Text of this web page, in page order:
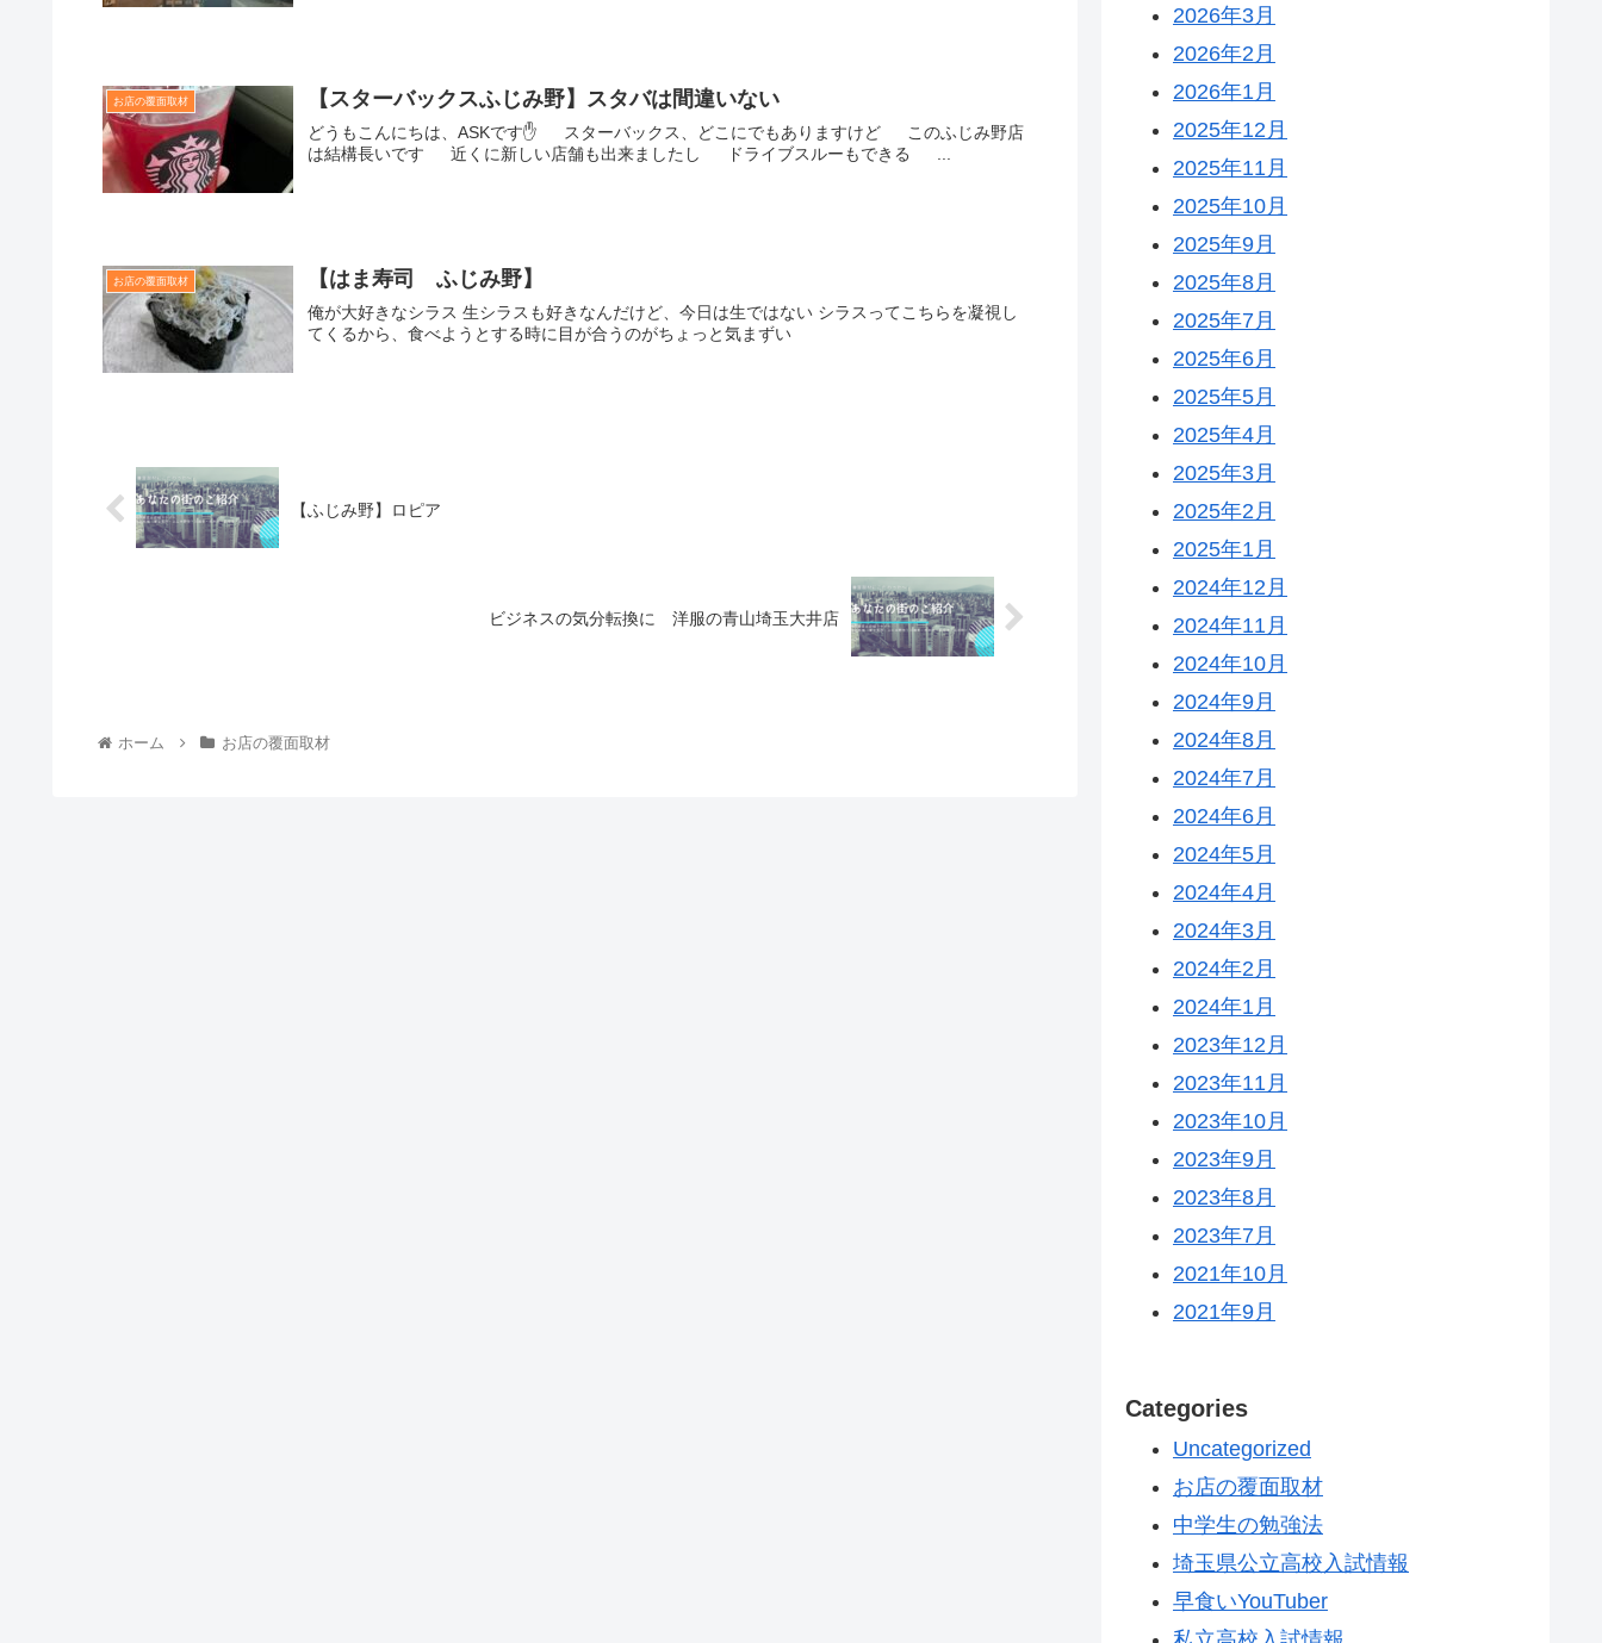
お店の覆面取材 【スターバックスふじみ野】スタバは間違いない
どうもこんにちは、ASKです✋️ スターバックス、どこにでもありますけど このふじみ野店
は結構長いです 近くに新しい店舗も出来ましたし ドライブスルーもできる ...
お店の覆面取材 【はま寿司 ふじみ野】
俺が大好きなシラス 生シラスも好きなんだけど、今日は生ではない シラスってこちらを凝視し
てくるから、食べようとする時に目が合うのがちょっと気まずい
【ふじみ野】ロピア
ビジネスの気分転換に 洋服の青山埼玉大井店
ホーム お店の覆面取材
2026年3月
2026年2月
2026年1月
2025年12月
2025年11月
2025年10月
2025年9月
2025年8月
2025年7月
2025年6月
2025年5月
2025年4月
2025年3月
2025年2月
2025年1月
2024年12月
2024年11月
2024年10月
2024年9月
2024年8月
2024年7月
2024年6月
2024年5月
2024年4月
2024年3月
2024年2月
2024年1月
2023年12月
2023年11月
2023年10月
2023年9月
2023年8月
2023年7月
2021年10月
2021年9月
Categories
Uncategorized
お店の覆面取材
中学生の勉強法
埼玉県公立高校入試情報
早食いYouTuber